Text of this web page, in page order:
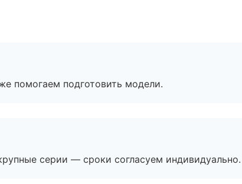
помогаем подготовить модели.
серии — сроки согласуем индивидуально.